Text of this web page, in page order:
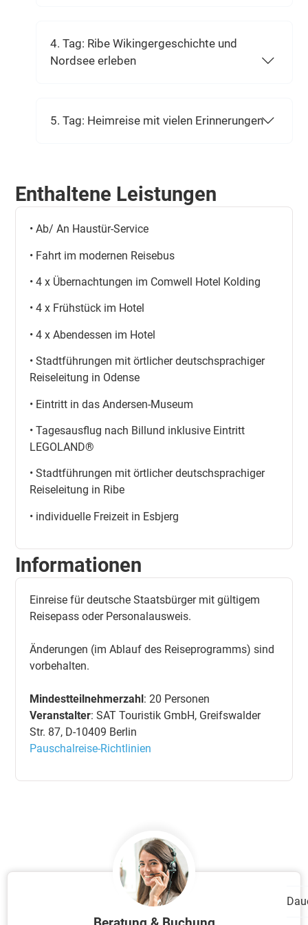
4. Tag: Ribe Wikingergeschichte und
Nordsee erleben
5. Tag: Heimreise mit vielen Erinnerungen
Enthaltene Leistungen
• Ab/ An Haustür-Service
• Fahrt im modernen Reisebus
• 4 x Übernachtungen im Comwell Hotel Kolding
• 4 x Frühstück im Hotel
• 4 x Abendessen im Hotel
• Stadtführungen mit örtlicher deutschsprachiger
Reiseleitung in Odense
• Eintritt in das Andersen-Museum
• Tagesausflug nach Billund inklusive Eintritt
LEGOLAND®
• Stadtführungen mit örtlicher deutschsprachiger
Reiseleitung in Ribe
• individuelle Freizeit in Esbjerg
Informationen
Einreise für deutsche Staatsbürger mit gültigem
Reisepass oder Personalausweis.
Änderungen (im Ablauf des Reiseprogramms) sind
vorbehalten.
Mindestteilnehmerzahl: 20 Personen
Veranstalter: SAT Touristik GmbH, Greifswalder
Str. 87, D-10409 Berlin
Pauschalreise-Richtlinien